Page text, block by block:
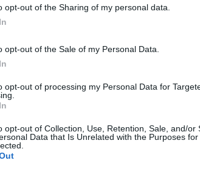
opt-out of the Sharing of my personal data.
opt-out of the Sale of my Personal Data.
opt-out of processing my Personal Data for
opt-out of Collection, Use, Retention, Sale, and/or
Data that Is Unrelated with the Purposes